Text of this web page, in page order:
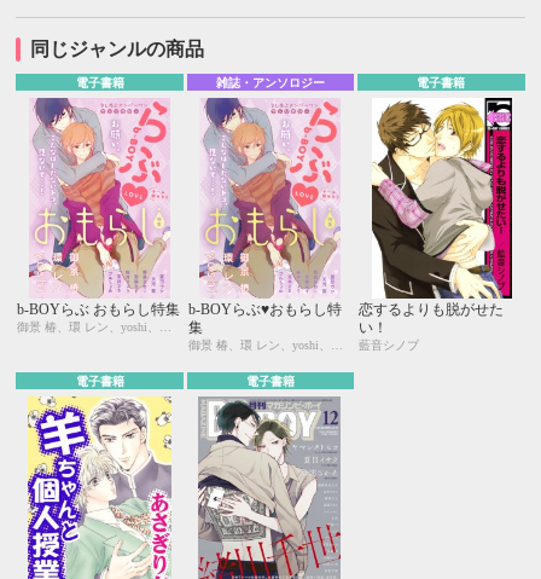
同じジャンルの商品
電子書籍
b-BOYらぶ おもらし特集
御景 椿、環 レン、yoshi、夏田ウシ、天河 藍、峰島なわこ、羽柴みず、桜井りょう、宝井さき、プルちょめ
雑誌・アンソロジー
b-BOYらぶ♥おもらし特
集
御景 椿、環 レン、yoshi、夏田ウシ、天河 藍、峰島なわこ、羽柴みず、桜井りょう、宝井さき、プルちょめ
電子書籍
恋するよりも脱がせた
い！
藍音シノブ
電子書籍 電子書籍